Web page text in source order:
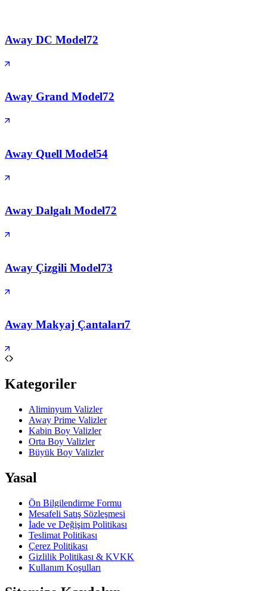
Away DC Model72
Away Grand Model72
Away Quell Model54
Away Dalgalı Model72
Away Çizgili Model73
Away Makyaj Çantaları7
Kategoriler
Aliminyum Valizler
Away Prime Valizler
Kabin Boy Valizler
Orta Boy Valizler
Büyük Boy Valizler
Yasal
Ön Bilgilendirme Formu
Mesafeli Satış Sözleşmesi
İade ve Değişim Politikası
Teslimat Politikası
Çerez Politikası
Gizlilik Politikası & KVKK
Kullanım Koşulları